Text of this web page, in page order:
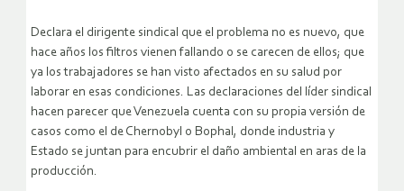
Declara el dirigente sindical que el problema no es nuevo, que
hace años los filtros vienen fallando o se carecen de ellos; que
ya los trabajadores se han visto afectados en su salud por
laborar en esas condiciones. Las declaraciones del líder sindical
hacen parecer que Venezuela cuenta con su propia versión de
casos como el de Chernobyl o Bophal, donde industria y
Estado se juntan para encubrir el daño ambiental en aras de la
producción.